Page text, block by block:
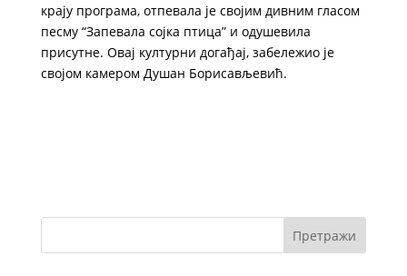
крају програма, отпевала је својим дивним гласом
песму “Запевала сојка птица” и одушевила
присутне. Овај културни догађај, забележио је
својом камером Душан Борисављевић.